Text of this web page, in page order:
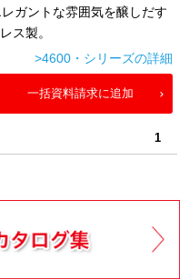
ガントな雰囲気を醸しだす
ス製。
>4600・シリーズの詳細
一括資料請求に追加
1